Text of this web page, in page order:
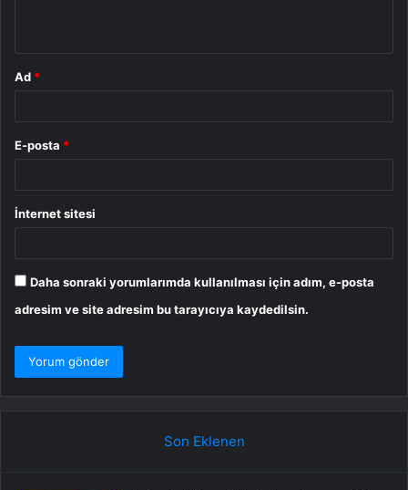
Ad *
E-posta *
İnternet sitesi
Daha sonraki yorumlarımda kullanılması için adım, e-posta
adresim ve site adresim bu tarayıcıya kaydedilsin.
Son Eklenen